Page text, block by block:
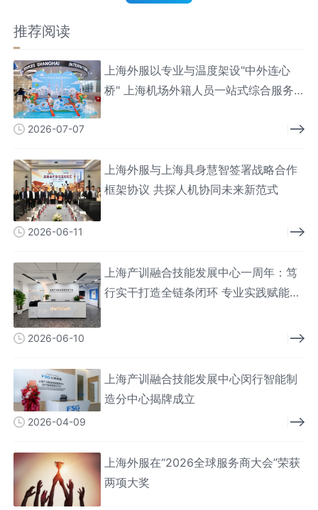
推荐阅读
上海外服以专业与温度架设"中外连心
桥" 上海机场外籍人员一站式综合服务
2026-07-07
上海外服与上海具身慧智签署战略合作
框架协议 共探人机协同未来新范式
2026-06-11
上海产训融合技能发展中心一周年：笃
行实干打造全链条闭环 专业实践赋能技
2026-06-10
上海产训融合技能发展中心闵行智能制
造分中心揭牌成立
2026-04-09
上海外服在“2026全球服务商大会”荣获
两项大奖